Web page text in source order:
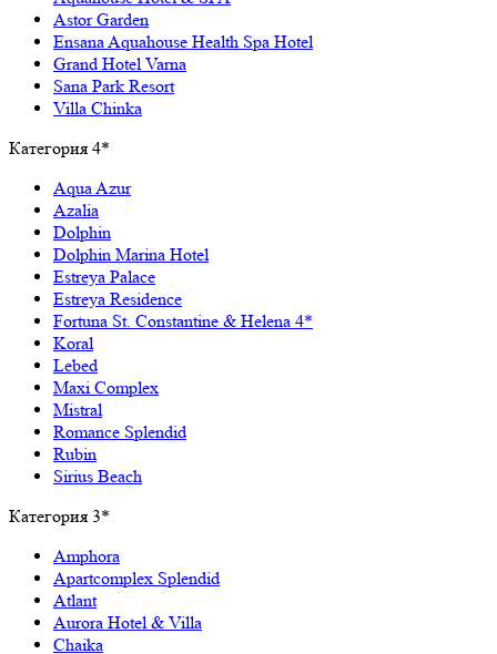
Astor Garden
Ensana Aquahouse Health Spa Hotel
Grand Hotel Varna
Sana Park Resort
Villa Chinka
Категория 4*
Aqua Azur
Azalia
Dolphin
Dolphin Marina Hotel
Estreya Palace
Estreya Residence
Fortuna St. Constantine & Helena 4*
Koral
Lebed
Maxi Complex
Mistral
Romance Splendid
Rubin
Sirius Beach
Категория 3*
Amphora
Apartcomplex Splendid
Atlant
Aurora Hotel & Villa
Chaika